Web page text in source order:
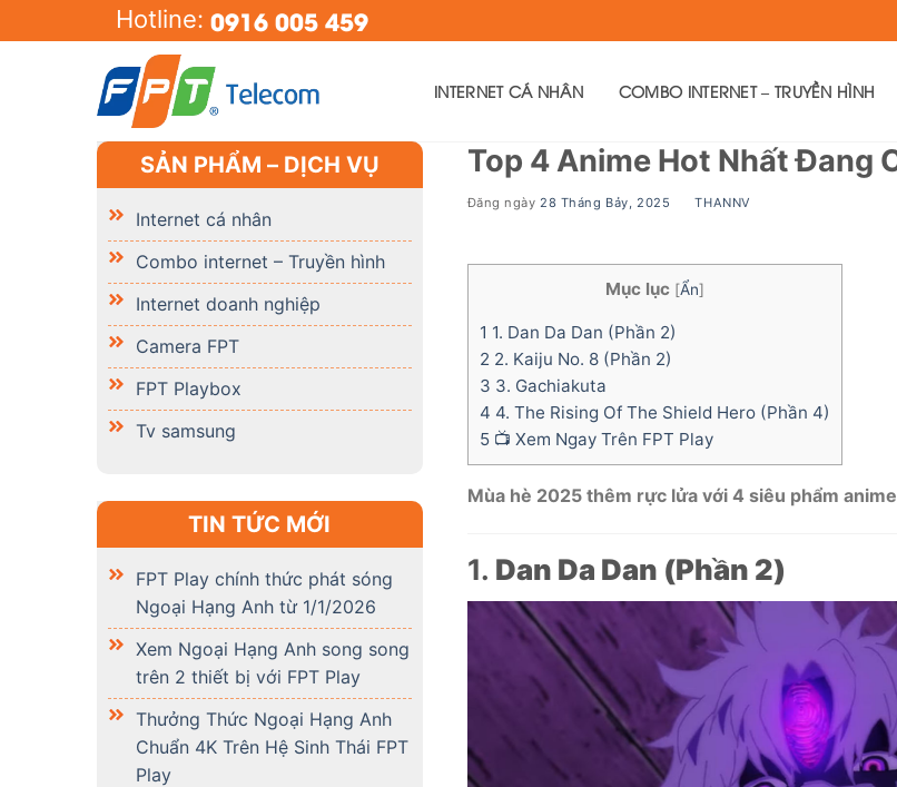
to
Hotline: 0916 005 459
INTERNET CÁ NHÂN COMBO INTERNET – TRUYỀN HÌNH
SẢN PHẨM – DỊCH VỤ
Internet cá nhân
Combo internet – Truyền hình
Internet doanh nghiệp
Camera FPT
FPT Playbox
Tv samsung
TIN TỨC MỚI
FPT Play chính thức phát sóng
Ngoại Hạng Anh từ 1/1/2026
Xem Ngoại Hạng Anh song song
trên 2 thiết bị với FPT Play
Thưởng Thức Ngoại Hạng Anh
Chuẩn 4K Trên Hệ Sinh Thái FPT
Play
Top 4 Anime Hot Nhất Đang
Đăng ngày 28 Tháng Bảy, 2025 BYTHANNV
Mục lục [Ẩn]
1 1. Dan Da Dan (Phần 2)
2 2. Kaiju No. 8 (Phần 2)
3 3. Gachiakuta
4 4. The Rising Of The Shield Hero (Phần 4)
5📺 Xem Ngay Trên FPT Play
Mùa hè 2025 thêm rực lửa với 4 siêu phẩm
1. Dan Da Dan (Phần 2)